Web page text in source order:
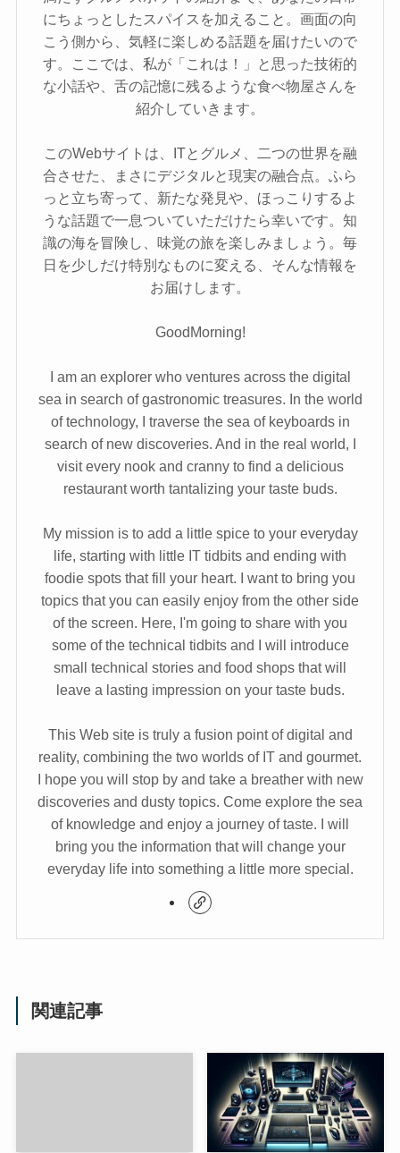
にちょっとしたスパイスを加えること。画面の向
こう側から、気軽に楽しめる話題を届けたいので
す。ここでは、私が「これは！」と思った技術的
な小話や、舌の記憶に残るような食べ物屋さんを
紹介していきます。
このWebサイトは、ITとグルメ、二つの世界を融
合させた、まさにデジタルと現実の融合点。ふら
っと立ち寄って、新たな発見や、ほっこりするよ
うな話題で一息ついていただけたら幸いです。知
識の海を冒険し、味覚の旅を楽しみましょう。毎
日を少しだけ特別なものに変える、そんな情報を
お届けします。
GoodMorning!
I am an explorer who ventures across the digital
sea in search of gastronomic treasures. In the world
of technology, I traverse the sea of keyboards in
search of new discoveries. And in the real world, I
visit every nook and cranny to find a delicious
restaurant worth tantalizing your taste buds.
My mission is to add a little spice to your everyday
life, starting with little IT tidbits and ending with
foodie spots that fill your heart. I want to bring you
topics that you can easily enjoy from the other side
of the screen. Here, I'm going to share with you
some of the technical tidbits and I will introduce
small technical stories and food shops that will
leave a lasting impression on your taste buds.
This Web site is truly a fusion point of digital and
reality, combining the two worlds of IT and gourmet.
I hope you will stop by and take a breather with new
discoveries and dusty topics. Come explore the sea
of knowledge and enjoy a journey of taste. I will
bring you the information that will change your
everyday life into something a little more special.
関連記事